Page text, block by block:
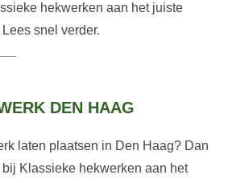
hekwerken aan het juiste
snel verder.
DEN HAAG
laten plaatsen in Den Haag? Dan
bij Klassieke hekwerken aan het